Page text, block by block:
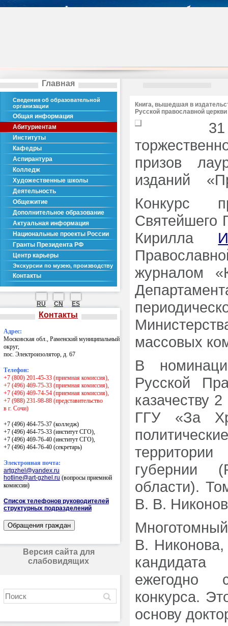
Главная
Сведения об образовательной
организации
Общая информация
Абитуриентам
Институты
Кафедры
Аспирантура
Колледж
Художественные школы
Деятельность
Общежитие
Дополнительное образование
Актуальная информация
Национальные проекты России
Гранты Президента РФ
Центр карьеры
Экскурсии по музею, производству
Контакты
RU CN ES
Контакты
Адрес:
Московская обл., Раменский муниципальный
округ,
пос. Электроизолятор, д. 67
Телефон:
+7 (800) 201-45-33 (приемная комиссия),
+7 (496) 469-75-33 (приемная комиссия),
+7 (496) 469-74-54 (приемная комиссия),
+7 (988) 231-98-88 (представительство
в г. Сочи)
+7 (496) 464-75-37 (колледж)
+7 (496) 464-75-33 (институт СГО),
+7 (496) 469-76-40 (институт СГО),
+7 (496) 464-76-40 (секретарь)
Электронная почта:
artgzhel@yandex.ru
hotline@art-gzhel.ru (вопросы приемной
комиссии)
Список телефонов руководителей
структурных подразделений
Версия сайта для
слабовидящих
Книга, вышедшая в
Русской православной
призов
изданий
Конкурс
Святейшего
Кирилла
журналом
массовых
В
Русской
казачеству
ГГУ «За
губернии
области).
В. В.
В. Никонова,
кандидата
ежегодно
конкурса.
основу